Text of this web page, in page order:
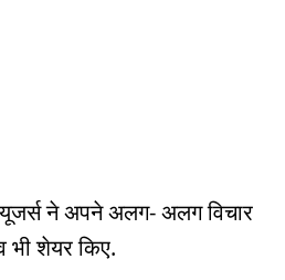
ने अपने अलग- अलग विचार
शेयर किए.